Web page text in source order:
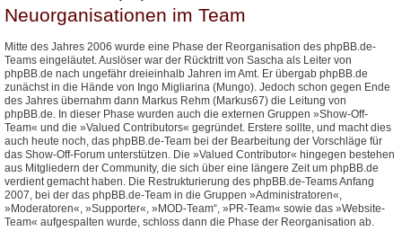
Neuorganisationen im Team
Mitte des Jahres 2006 wurde eine Phase der Reorganisation des phpBB.de-
Teams eingeläutet. Auslöser war der Rücktritt von Sascha als Leiter von
phpBB.de nach ungefähr dreieinhalb Jahren im Amt. Er übergab phpBB.de
zunächst in die Hände von Ingo Migliarina (Mungo). Jedoch schon gegen Ende
des Jahres übernahm dann Markus Rehm (Markus67) die Leitung von
phpBB.de. In dieser Phase wurden auch die externen Gruppen »Show-Off-
Team« und die »Valued Contributors« gegründet. Erstere sollte, und macht dies
auch heute noch, das phpBB.de-Team bei der Bearbeitung der Vorschläge für
das Show-Off-Forum unterstützen. Die »Valued Contributor« hingegen bestehen
aus Mitgliedern der Community, die sich über eine längere Zeit um phpBB.de
verdient gemacht haben. Die Restrukturierung des phpBB.de-Teams Anfang
2007, bei der das phpBB.de-Team in die Gruppen »Administratoren«,
»Moderatoren«, »Supporter«, »MOD-Team“, »PR-Team« sowie das »Website-
Team« aufgespalten wurde, schloss dann die Phase der Reorganisation ab.